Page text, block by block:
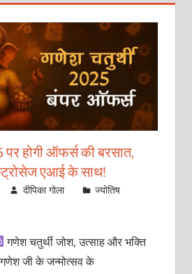
होगी ऑफर्स की बरसात,
एआई के साथ!
दीपिका गोला
ज्योतिष
गणेश चतुर्थी जोश, उत्साह और भक्ति
गणेश जी के जन्मोत्सव के